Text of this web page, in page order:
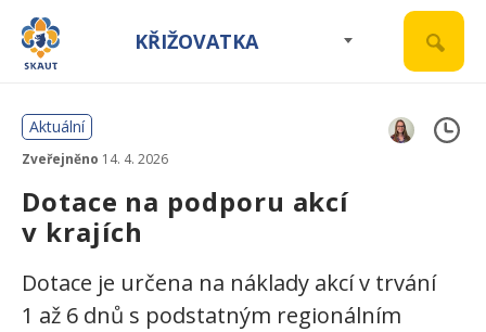
KŘIŽOVATKA
Aktuální
Zveřejněno 14. 4. 2026
Dotace na podporu akcí
v krajích
Dotace je určena na náklady akcí v trvání
1 až 6 dnů s podstatným regionálním